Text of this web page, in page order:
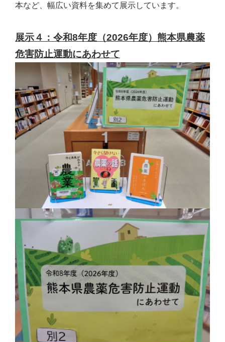
本など、幅広い資料を集めて展示しています。
展示４：令和8年度（2026年度）熊本県農薬
危害防止運動にあわせて